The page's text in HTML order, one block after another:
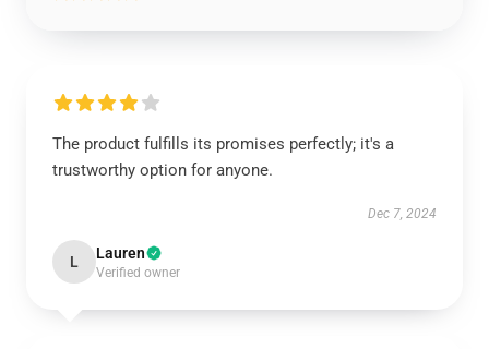
The product fulfills its promises perfectly; it's a
trustworthy option for anyone.
Dec 7, 2024
L Lauren
Verified owner